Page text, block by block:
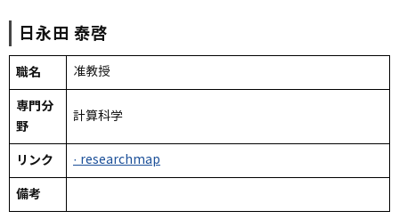
日永田 泰啓
職名 准教授
専門分
野
計算科学
リンク · researchmap
備考